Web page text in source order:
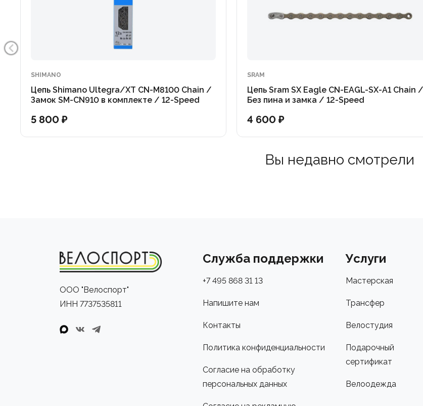
SHIMANO
Цепь Shimano Ultegra/XT CN-M8100 Chain /
Замок SM-CN910 в комплекте / 12-Speed
5 800 ₽
SRAM
Цепь Sram SX Eagle CN-EAGL-SX-A1 Chain /
Без пина и замка / 12-Speed
4 600 ₽
Вы недавно смотрели
ООО "Велоспорт"
ИНН 7737535811
Служба поддержки
+7 495 868 31 13
Напишите нам
Контакты
Политика конфиденциальности
Согласие на обработку
персональных данных
Услуги
Мастерская
Трансфер
Велостудия
Подарочный
сертификат
Велоодежда